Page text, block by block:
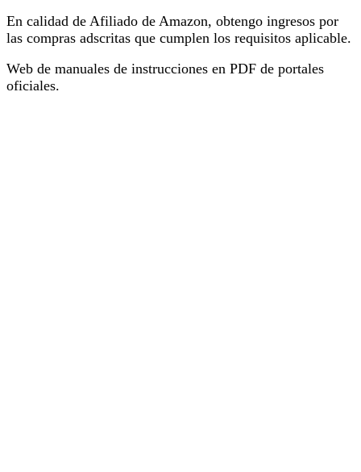
En calidad de Afiliado de Amazon, obtengo ingresos por
las compras adscritas que cumplen los requisitos aplicable.
Web de manuales de instrucciones en PDF de portales
oficiales.